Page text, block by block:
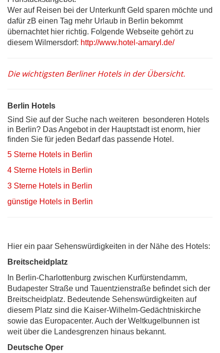
Wer auf Reisen bei der Unterkunft Geld sparen möchte und
dafür zB einen Tag mehr Urlaub in Berlin bekommt
übernachtet hier richtig. Folgende Webseite gehört zu
diesem Wilmersdorf: http://www.hotel-amaryl.de/
Die wichtigsten Berliner Hotels in der Übersicht.
Berlin Hotels
Sind Sie auf der Suche nach weiteren besonderen Hotels
in Berlin? Das Angebot in der Hauptstadt ist enorm, hier
finden Sie für jeden Bedarf das passende Hotel.
5 Sterne Hotels in Berlin
4 Sterne Hotels in Berlin
3 Sterne Hotels in Berlin
günstige Hotels in Berlin
Hier ein paar Sehenswürdigkeiten in der Nähe des Hotels:
Breitscheidplatz
In Berlin-Charlottenburg zwischen Kurfürstendamm,
Budapester Straße und Tauentzienstraße befindet sich der
Breitscheidplatz. Bedeutende Sehenswürdigkeiten auf
diesem Platz sind die Kaiser-Wilhelm-Gedächtniskirche
sowie das Europacenter. Auch der Weltkugelbunnen ist
weit über die Landesgrenzen hinaus bekannt.
Deutsche Oper